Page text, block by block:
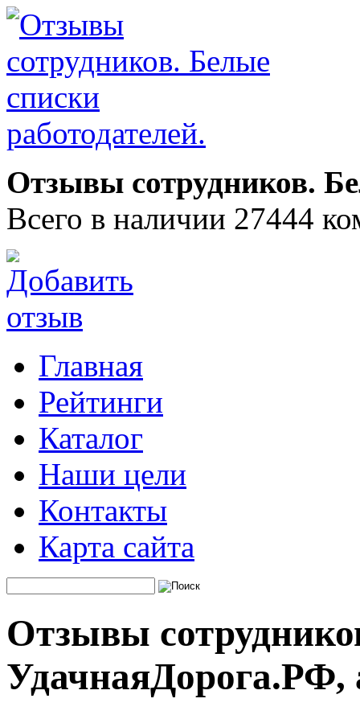
Отзывы сотрудников.
Всего в наличии 27444
Главная
Рейтинги
Каталог
Наши цели
Контакты
Карта сайта
Отзывы
УдачнаяДорога.РФ,